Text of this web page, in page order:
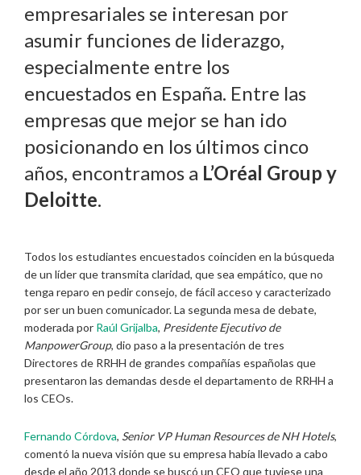
empresariales se interesan por
asumir funciones de liderazgo,
especialmente entre los
encuestados en España. Entre las
empresas que mejor se han ido
posicionando en los últimos cinco
años, encontramos a L’Oréal Group y
Deloitte.
Todos los estudiantes encuestados coinciden en la búsqueda
de un líder que transmita claridad, que sea empático, que no
tenga reparo en pedir consejo, de fácil acceso y caracterizado
por ser un buen comunicador. La segunda mesa de debate,
moderada por Raúl Grijalba, Presidente Ejecutivo de
ManpowerGroup, dio paso a la presentación de tres
Directores de RRHH de grandes compañías españolas que
presentaron las demandas desde el departamento de RRHH a
los CEOs.
Fernando Córdova, Senior VP Human Resources de NH Hotels,
comentó la nueva visión que su empresa había llevado a cabo
desde el año 2013 donde se buscó un CEO que tuviese una